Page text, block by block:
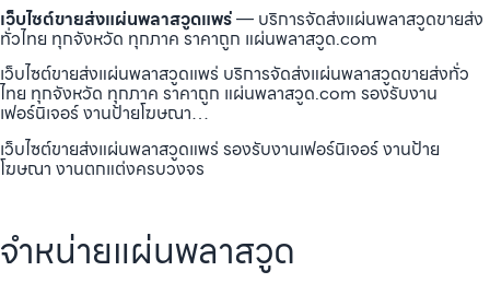
เว็บไซต์ขายส่งแผ่นพลาสวูดแพร่— บริการจัดส่งแผ่นพลาสวูดขายส่ง
ทั่วไทย ทุกจังหวัด ทุกภาค ราคาถูก แผ่นพลาสวูด.com
เว็บไซต์ขายส่งแผ่นพลาสวูดแพร่ บริการจัดส่งแผ่นพลาสวูดขายส่งทั่ว
ไทย ทุกจังหวัด ทุกภาค ราคาถูก แผ่นพลาสวูด.com รองรับงาน
เฟอร์นิเจอร์ งานป้ายโฆษณา…
เว็บไซต์ขายส่งแผ่นพลาสวูดแพร่ รองรับงานเฟอร์นิเจอร์ งานป้าย
โฆษณา งานตกแต่งครบวงจร
จำหน่ายแผ่นพลาสวูด